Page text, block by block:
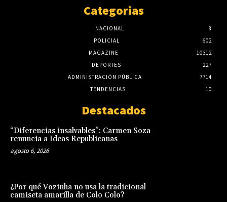
Categorias
NACIONAL
8
POLICIAL
602
MAGAZINE
10312
DEPORTES
227
ADMINISTRACIÓN PÚBLICA
7714
TENDENCIAS
10
Destacados
“Diferencias insalvables”: Carmen Soza
renuncia a Ideas Republicanas
agosto 6, 2026
¿Por qué Vozinha no usa la tradicional
camiseta amarilla de Colo Colo?